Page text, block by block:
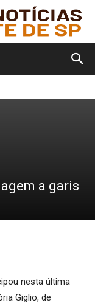
a garis
nesta última
Giglio, de